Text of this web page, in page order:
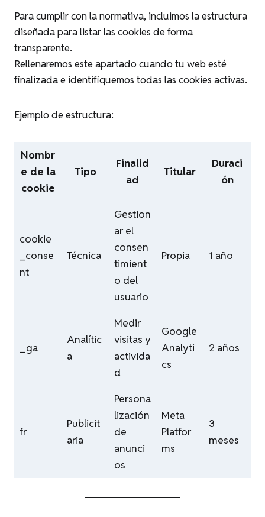
Para cumplir con la normativa, incluimos la estructura
diseñada para listar las cookies de forma
transparente.
Rellenaremos este apartado cuando tu web esté
finalizada e identifiquemos todas las cookies activas.
Ejemplo de estructura:
Nombr
e de la
cookie
Tipo
Finalid
ad
Titular
Duraci
ón
cookie
_conse
nt
Técnica
Gestion
ar el
consen
timient
o del
usuario
Propia 1 año
_ga
Analític
a
Medir
visitas y
activida
d
Google
Analyti
cs
2 años
fr
Publicit
aria
Persona
lización
de
anunci
os
Meta
Platfor
ms
3
meses